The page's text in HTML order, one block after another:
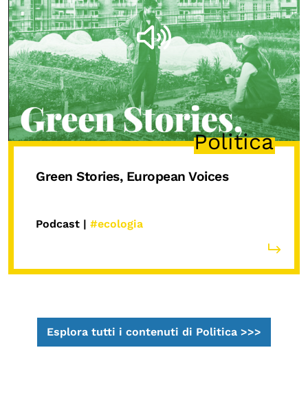
Politica
Green Stories, European Voices
Podcast | #ecologia
Esplora tutti i contenuti di Politica >>>